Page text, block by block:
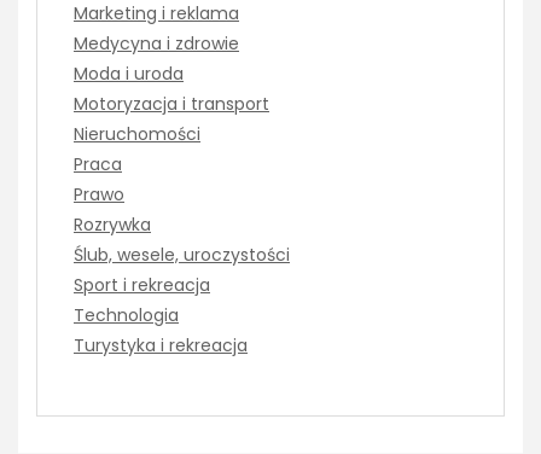
Marketing i reklama
Medycyna i zdrowie
Moda i uroda
Motoryzacja i transport
Nieruchomości
Praca
Prawo
Rozrywka
Ślub, wesele, uroczystości
Sport i rekreacja
Technologia
Turystyka i rekreacja